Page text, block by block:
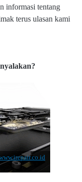
informasi tentang
terus ulasan kami